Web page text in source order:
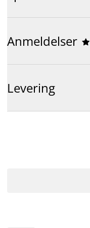
Anmeldelser 

Levering